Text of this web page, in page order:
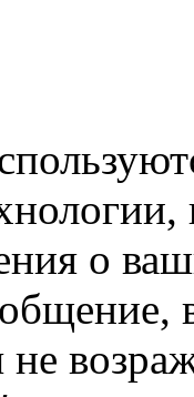
о
не